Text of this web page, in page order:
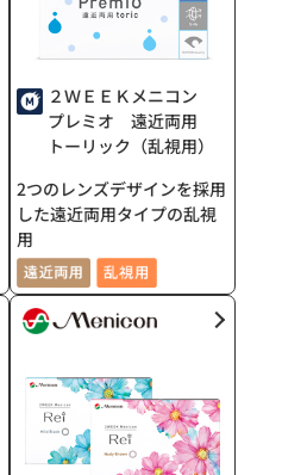
２ＷＥＥＫメニコン
プレミオ 遠近両用
トーリック（乱視用）
2つのレンズデザインを採用
した遠近両用タイプの乱視
用